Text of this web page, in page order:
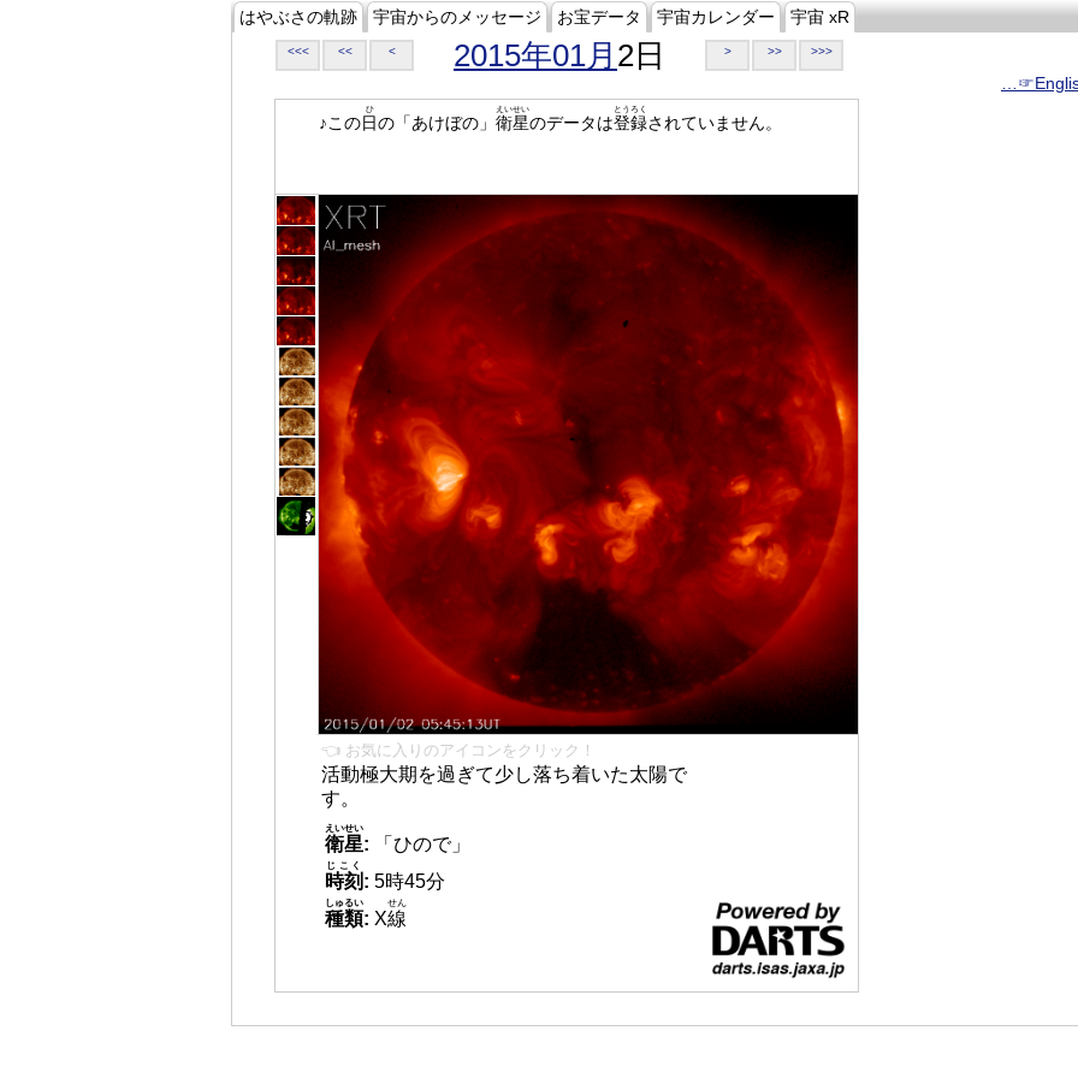
はやぶさの軌跡 宇宙からのメッセージ お宝データ 宇宙カレンダー 宇宙 xR
<<< << < 2015年01月 2日 > >> >>>
♪この日
ひ
の「あけぼの」 衛星
えいせい
のデータは登録
とうろく
されていません。
👈 お気に入りのアイコンをクリック！
活動極大期を過ぎて少し落ち着いた太陽で
す。
衛星
えいせい
:
「ひので」
時刻
じこく
: 5時45分
種類
しゅるい
: X線
せん